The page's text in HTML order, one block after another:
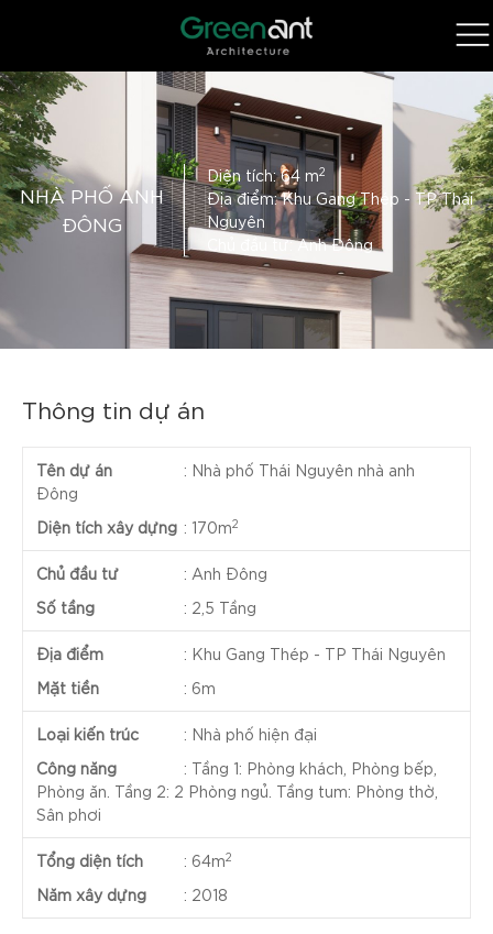
NHÀ PHỐ ANH
ĐÔNG
Diện tích: 64 m2
Địa điểm: Khu Gang Thép - TP Thái
Nguyên
Chủ đầu tư: Anh Đông
Thông tin dự án
Tên dự án : Nhà phố Thái Nguyên nhà anh
Đông
Diện tích xây dựng : 170m2
Chủ đầu tư : Anh Đông
Số tầng
: 2,5 Tầng
Địa điểm : Khu Gang Thép - TP Thái Nguyên
Mặt tiền
: 6m
Loại kiến trúc : Nhà phố hiện đại
Công năng
: Tầng 1: Phòng khách, Phòng bếp,
Phòng ăn. Tầng 2: 2 Phòng ngủ. Tầng tum: Phòng thờ,
Sân phơi
Tổng diện tích : 64m2
Năm xây dựng : 2018